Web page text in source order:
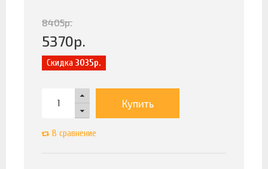
8405р.
5370р.
Скидка 3035р.
Купить
В сравнение